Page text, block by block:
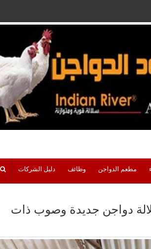
مطعم الدواجن وظائف دليل الشركات
دواجن جديدة وصوب ذات